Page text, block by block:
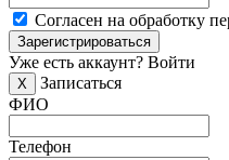
Согласен на обработку
Зарегистрироваться
Уже есть аккаунт? Войти
X
Записаться
ФИО
Телефон